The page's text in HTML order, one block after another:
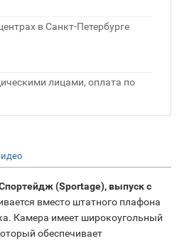
в Санкт-Петербурге
лицами, оплата по
(Sportage), выпускс
вместо штатного плафона
Камера имеет широкоугольный
обеспечивает